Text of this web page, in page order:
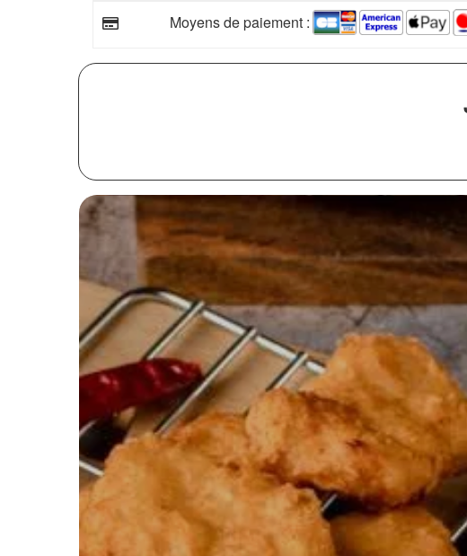
Moyens de paiement :